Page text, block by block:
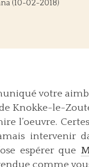
(10-02-2018)
votre
Knokke-le-
l’oeuvre.
intervenir
espérer que
comme